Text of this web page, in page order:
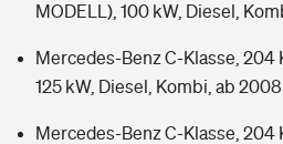
MODELL), 100 kW, Diesel,
Mercedes-Benz C-Klasse, 204
125 kW, Diesel, Kombi, ab 2008
Mercedes-Benz C-Klasse, 204